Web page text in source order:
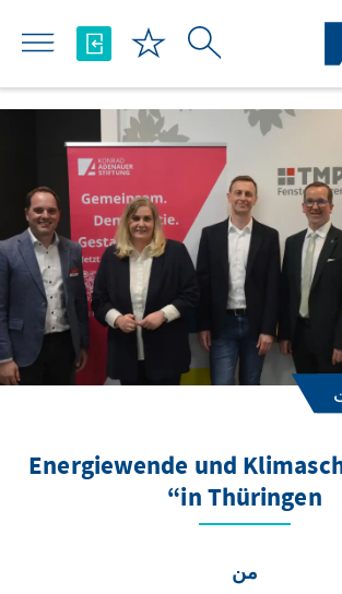
الرئيسي
Energiewende und
in Thüringen“
من